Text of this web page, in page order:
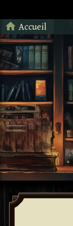
home Accueil
Retour à l'accueil